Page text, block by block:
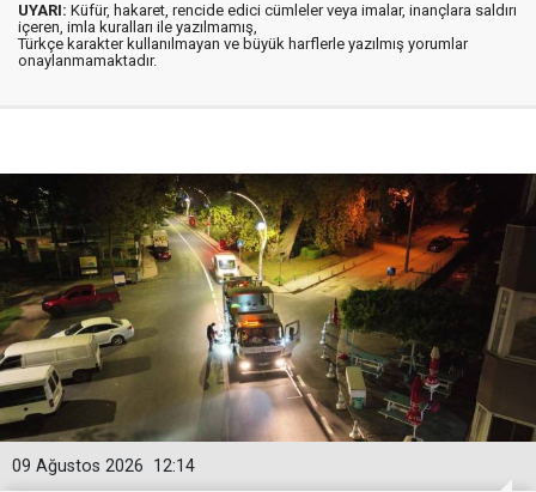
UYARI: Küfür, hakaret, rencide edici cümleler veya imalar, inançlara saldırı
içeren, imla kuralları ile yazılmamış,
Türkçe karakter kullanılmayan ve büyük harflerle yazılmış yorumlar
onaylanmamaktadır.
12:14
09 Ağustos 2026